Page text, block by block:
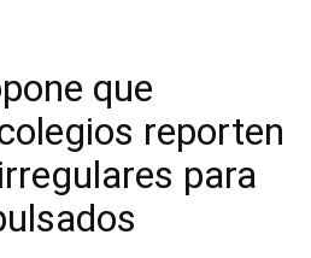
que
reporten
para